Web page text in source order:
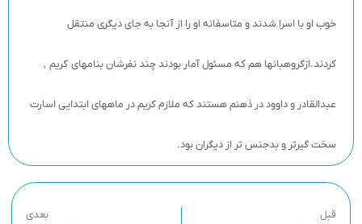
خوب او با اسرا شدند و متاسفانه او را از آنجا به جای دیگری منتقل
کردند.ازگروهبانها هم که مسئول آمار بودند چند نفرشان بنامهای کریم ‚
عبدالقادر و داوود در ذهنم هستند که ملازم کریم در ماههای ابتدایی اسارت
سخت گیرتر و بدجنس تر از دیگران بود.
قبل
بعدی